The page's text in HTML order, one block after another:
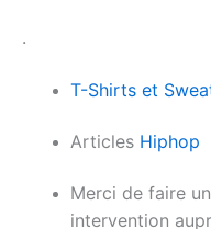
.
T-Shirts et
Articles Hiphop
Merci de faire un
intervention